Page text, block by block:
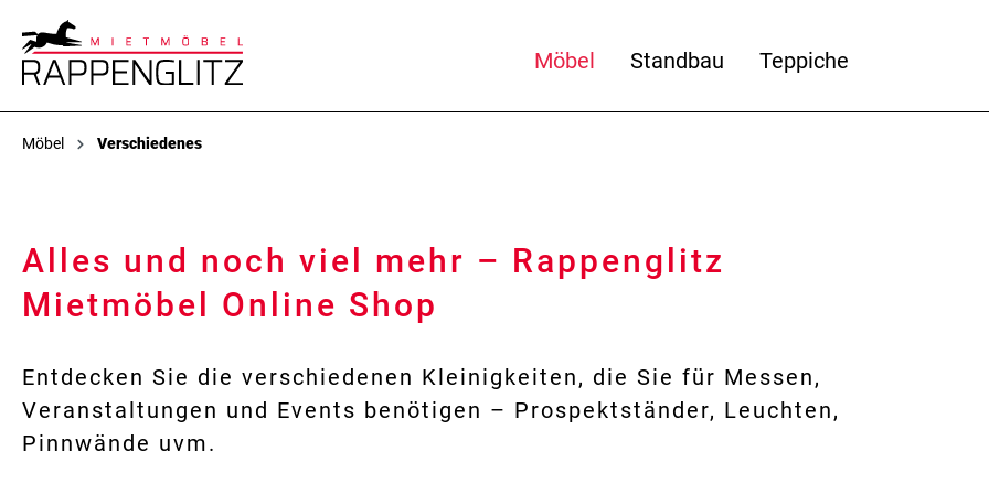
Möbel Standbau Teppiche
Möbel Verschiedenes
Alles und noch viel mehr – Rappenglitz
Mietmöbel Online Shop
Entdecken Sie die verschiedenen Kleinigkeiten, die Sie für Messen,
Veranstaltungen und Events benötigen – Prospektständer, Leuchten,
Pinnwände uvm.